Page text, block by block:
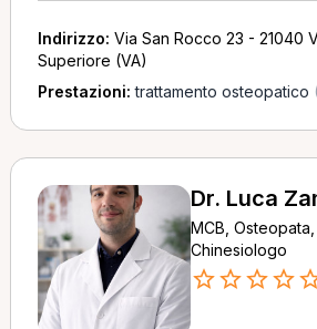
Indirizzo: Via San Rocco 23 - 21040
Superiore (VA)
Prestazioni:trattamento osteopatico
Dr. Luca
MCB,
Chinesiologo